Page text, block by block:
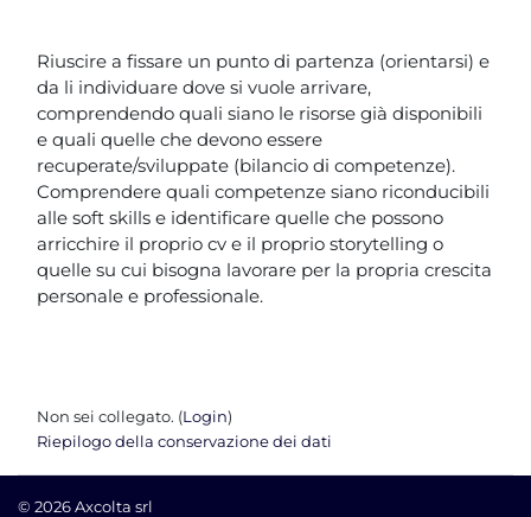
Riuscire a fissare un punto di partenza (orientarsi) e
da li individuare dove si vuole arrivare,
comprendendo quali siano le risorse già disponibili
e quali quelle che devono essere
recuperate/sviluppate (bilancio di competenze).
Comprendere quali competenze siano riconducibili
alle soft skills e identificare quelle che possono
arricchire il proprio cv e il proprio storytelling o
quelle su cui bisogna lavorare per la propria crescita
personale e professionale.
Non sei collegato. (Login)
Riepilogo della conservazione dei dati
© 2026 Axcolta srl